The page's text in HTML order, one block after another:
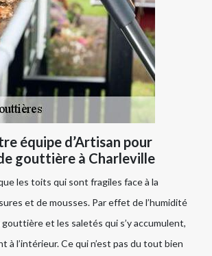
équipe d’Artisan pour
gouttière à Charleville
les toits qui sont fragiles face à la
et de mousses. Par effet de l’humidité
et les saletés qui s’y accumulent,
à l’intérieur. Ce qui n’est pas du tout bien